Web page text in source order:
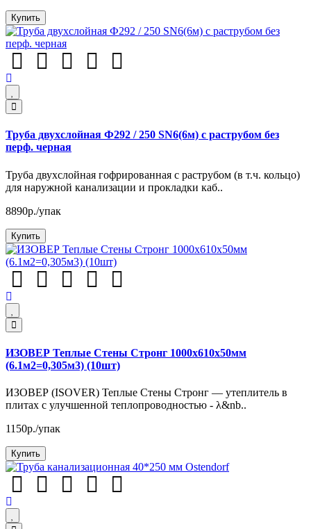
Купить
Труба двухслойная Ф292 / 250 SN6(6м) с раструбом без
перф. черная
Труба двухслойная гофрированная с раструбом (в т.ч. кольцо)
для наружной канализации и прокладки каб..
8890р./упак
Купить
ИЗОВЕР Теплые Стены Стронг 1000х610х50мм
(6.1м2=0,305м3) (10шт)
ИЗОВЕР (ISOVER) Теплые Стены Стронг — утеплитель в
плитах с улучшенной теплопроводностью - λ&nb..
1150р./упак
Купить